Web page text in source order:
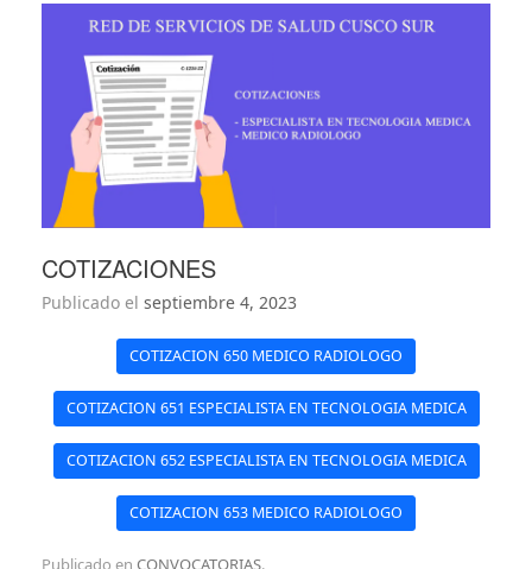
COTIZACIONES
Publicado el septiembre 4, 2023
COTIZACION 650 MEDICO RADIOLOGO
COTIZACION 651 ESPECIALISTA EN TECNOLOGIA MEDICA
COTIZACION 652 ESPECIALISTA EN TECNOLOGIA MEDICA
COTIZACION 653 MEDICO RADIOLOGO